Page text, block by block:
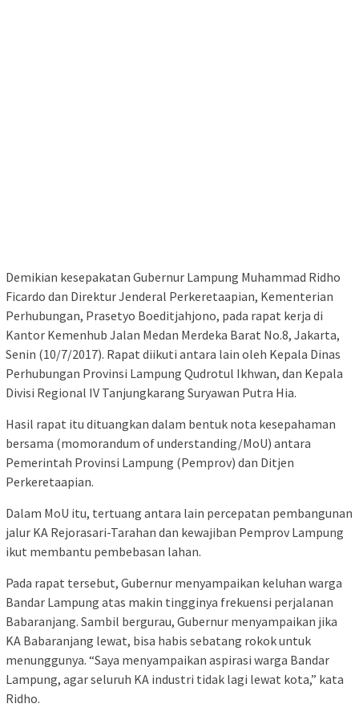
Demikian kesepakatan Gubernur Lampung Muhammad Ridho
Ficardo dan Direktur Jenderal Perkeretaapian, Kementerian
Perhubungan, Prasetyo Boeditjahjono, pada rapat kerja di
Kantor Kemenhub Jalan Medan Merdeka Barat No.8, Jakarta,
Senin (10/7/2017). Rapat diikuti antara lain oleh Kepala Dinas
Perhubungan Provinsi Lampung Qudrotul Ikhwan, dan Kepala
Divisi Regional IV Tanjungkarang Suryawan Putra Hia.
Hasil rapat itu dituangkan dalam bentuk nota kesepahaman
bersama (momorandum of understanding/MoU) antara
Pemerintah Provinsi Lampung (Pemprov) dan Ditjen
Perkeretaapian.
Dalam MoU itu, tertuang antara lain percepatan pembangunan
jalur KA Rejorasari-Tarahan dan kewajiban Pemprov Lampung
ikut membantu pembebasan lahan.
Pada rapat tersebut, Gubernur menyampaikan keluhan warga
Bandar Lampung atas makin tingginya frekuensi perjalanan
Babaranjang. Sambil bergurau, Gubernur menyampaikan jika
KA Babaranjang lewat, bisa habis sebatang rokok untuk
menunggunya. “Saya menyampaikan aspirasi warga Bandar
Lampung, agar seluruh KA industri tidak lagi lewat kota,” kata
Ridho.